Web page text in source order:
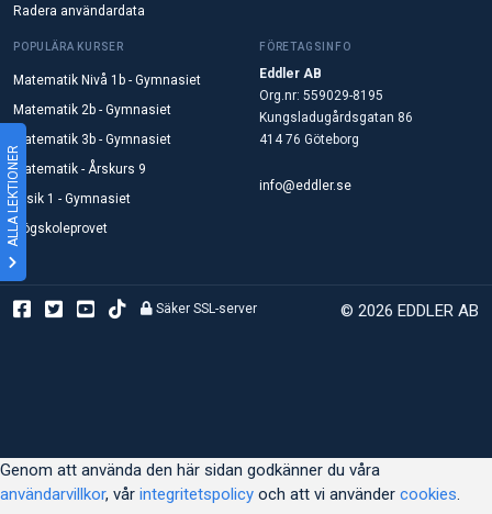
ALLA LEKTIONER
Radera användardata
POPULÄRA KURSER
Matematik Nivå 1b - Gymnasiet
Matematik 2b - Gymnasiet
Matematik 3b - Gymnasiet
Matematik - Årskurs 9
Fysik 1 - Gymnasiet
Högskoleprovet
FÖRETAGSINFO
Eddler AB
Org.nr: 559029-8195
Kungsladugårdsgatan 86
414 76 Göteborg
info@eddler.se
© 2026 EDDLER AB
Säker SSL-server
Genom att använda den här sidan godkänner du våra
användarvillkor, vår integritetspolicy och att vi använder cookies.